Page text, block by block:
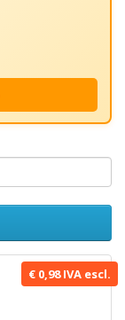
€ 0,98 IVA escl.